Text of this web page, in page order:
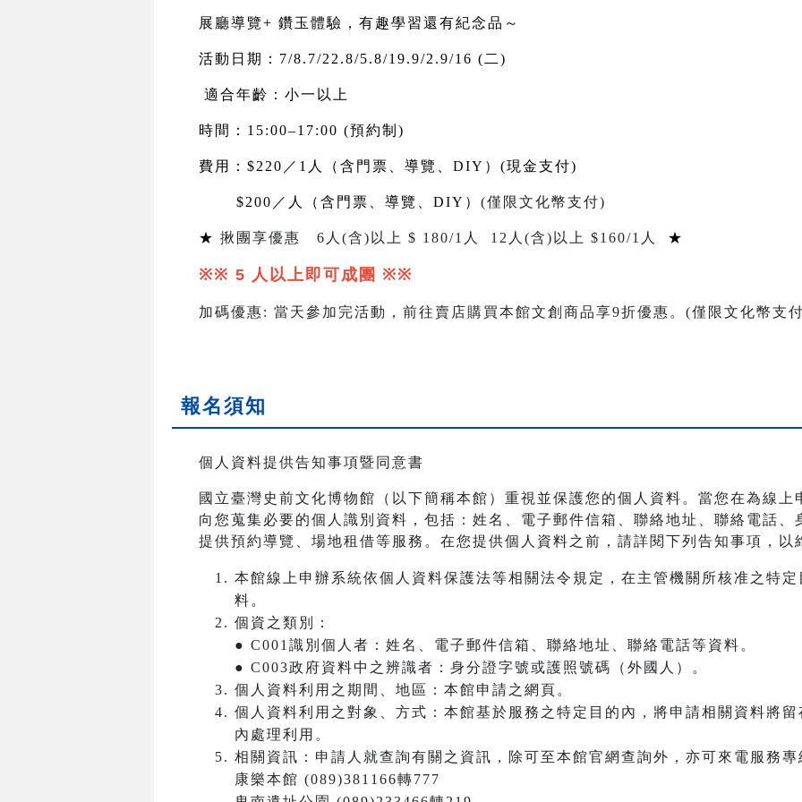
展廳導覽+ 鑽玉體驗，有趣學習還有紀念品～
活動日期：7/8.7/22.8/5.8/19.9/2.9/16 (二)
適合年齡：小一以上
時間：15:00–17:00 (預約制)
費用：$220／1人（含門票、導覽、DIY）(現金支付)
$200 ／人（含門票、導覽、DIY） (僅限文化幣支付)
★ 揪團享優惠 6 人 (含) 以上 $ 180/1 人 12 人 (含) 以上 $160/1人 ★
※※ 5 人以上即可成團 ※※
加碼優惠: 當天參加完活動，前往賣店購買本館文創商品享9折優惠。 (僅限文化幣支
報名須知
個人資料提供告知事項暨同意書
國立臺灣史前文化博物館（以下簡稱本館）重視並保護您的個人資料。當您在為線
向您蒐集必要的個人識別資料，包括：姓名、電子郵件信箱、聯絡地址、聯絡電話
提供預約導覽、場地租借等服務。在您提供個人資料之前，請詳閱下列告知事項，以
本館線上申辦系統依個人資料保護法等相關法令規定，在主管機關所核准之特
料。
個資之類別：
● C001識別個人者：姓名、電子郵件信箱、聯絡地址、聯絡電話等資料。
● C003政府資料中之辨識者：身分證字號或護照號碼（外國人）。
個人資料利用之期間、地區：本館申請之網頁。
個人資料利用之對象、方式：本館基於服務之特定目的內，將申請相關資料將
內處理利用。
相關資訊：申請人就查詢有關之資訊，除可至本館官網查詢外，亦可來電服務專
康樂本館 (089)381166轉777